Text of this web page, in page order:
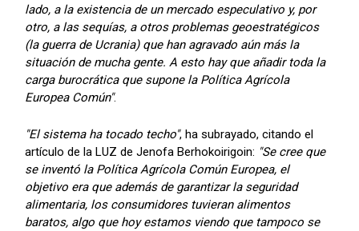
lado, a la existencia de un mercado especulativo y, por
otro, a las sequías, a otros problemas geoestratégicos
(la guerra de Ucrania) que han agravado aún más la
situación de mucha gente. A esto hay que añadir toda la
carga burocrática que supone la Política Agrícola
Europea Común".
"El sistema ha tocado techo", ha subrayado, citando el
artículo de la LUZ de Jenofa Berhokoirigoin: "Se cree que
se inventó la Política Agrícola Común Europea, el
objetivo era que además de garantizar la seguridad
alimentaria, los consumidores tuvieran alimentos
baratos, algo que hoy estamos viendo que tampoco se